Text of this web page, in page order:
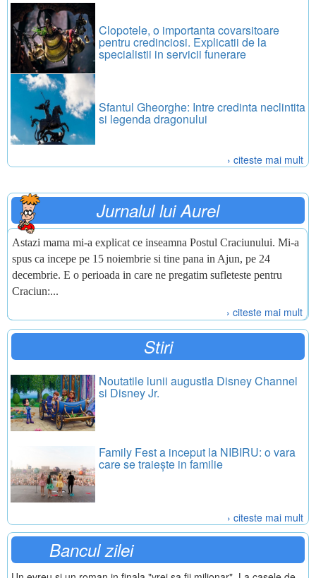
Clopotele, o importanta covarsitoare
pentru credinciosi. Explicatii de la
specialistii in servicii funerare
Sfantul Gheorghe: Intre credinta neclintita
si legenda dragonului
› citeste mai mult
Jurnalul lui Aurel
Astazi mama mi-a explicat ce inseamna Postul Craciunului. Mi-a
spus ca incepe pe 15 noiembrie si tine pana in Ajun, pe 24
decembrie. E o perioada in care ne pregatim sufleteste pentru
Craciun:...
› citeste mai mult
Stiri
Noutatile lunii augustla Disney Channel
si Disney Jr.
Family Fest a inceput la NIBIRU: o vara
care se traiește in familie
› citeste mai mult
Bancul zilei